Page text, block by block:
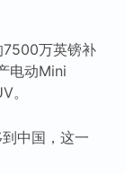
7500万英镑补
电动Mini
。
中国，这一